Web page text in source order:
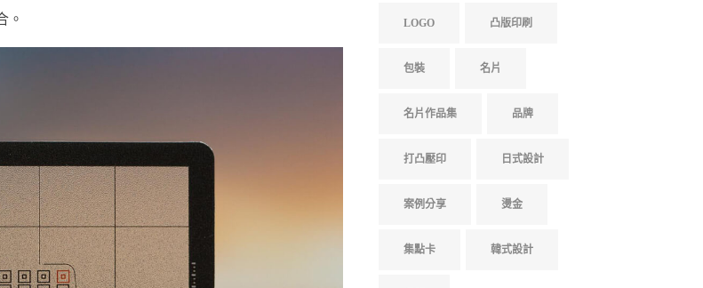
。 LOGO 凸版印刷
包裝 名片
名片作品集 品牌
打凸壓印 日式設計
案例分享 燙金
集點卡 韓式設計